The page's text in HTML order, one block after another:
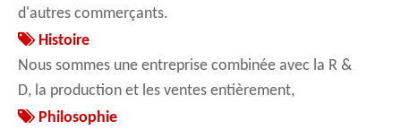
d'autres commerçants.
 Histoire
Nous sommes une entreprise combinée avec la R &
D, la production et les ventes entièrement,
 Philosophie